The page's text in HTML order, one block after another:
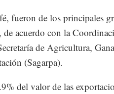
fueron de los principales
acuerdo con la
de Agricultura,
(Sagarpa).
del valor de las